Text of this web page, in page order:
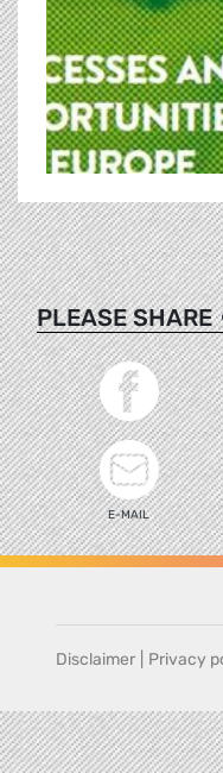
PLEASE SHARE
E-MAIL
Disclaimer Privacy